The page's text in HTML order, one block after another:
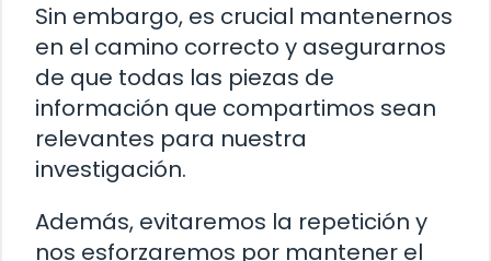
Sin embargo, es crucial mantenernos
en el camino correcto y asegurarnos
de que todas las piezas de
información que compartimos sean
relevantes para nuestra
investigación.
Además, evitaremos la repetición y
nos esforzaremos por mantener el